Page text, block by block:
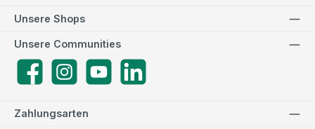
Zahlungsarten
Unsere Communities
FacebookInstagramYouTube
Unsere Shops